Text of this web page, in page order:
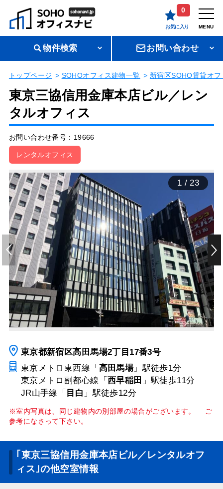
0
お気に入り MENU
物件検索 お問い合わせ
トップページ SOHOオフィス建物一覧 新宿区SOHO賃貸オフ
東京三協信用金庫本店ビル／レン
タルオフィス
お問い合わせ番号：19666
レンタルオフィス
1 /23
東京都新宿区高田馬場2丁目17番3号
東京メトロ東西線「 高田馬場」駅徒歩1分
東京メトロ副都心線「 西早稲田 」駅徒歩11分
JR山手線「 目白 」駅徒歩12分
※室内写真は、同じ建物内の別部屋の場合がございます。 ご
参考になさって下さい。
｢東京三協信用金庫本店ビル／レンタルオフ
ィス｣の他空室情報